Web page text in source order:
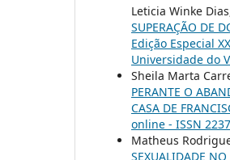
Leticia Winke
SUPERAÇÃO DE
Edição Especial
Universidade do
Sheila Marta
PERANTE O
CASA DE
online - ISSN
Matheus
SEXUALIDADE